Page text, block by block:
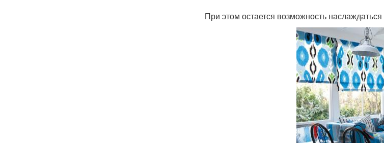
При этом остается возможность